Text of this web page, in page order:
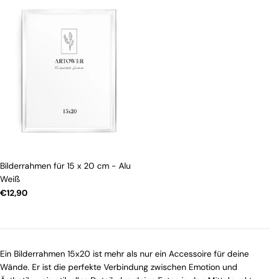
Bilderrahmen für 15 x 20 cm - Alu
Weiß
Regulärer
€12,90
Ein Bilderrahmen 15x20 ist mehr als nur ein Accessoire für deine
Wände. Er ist die perfekte Verbindung zwischen Emotion und